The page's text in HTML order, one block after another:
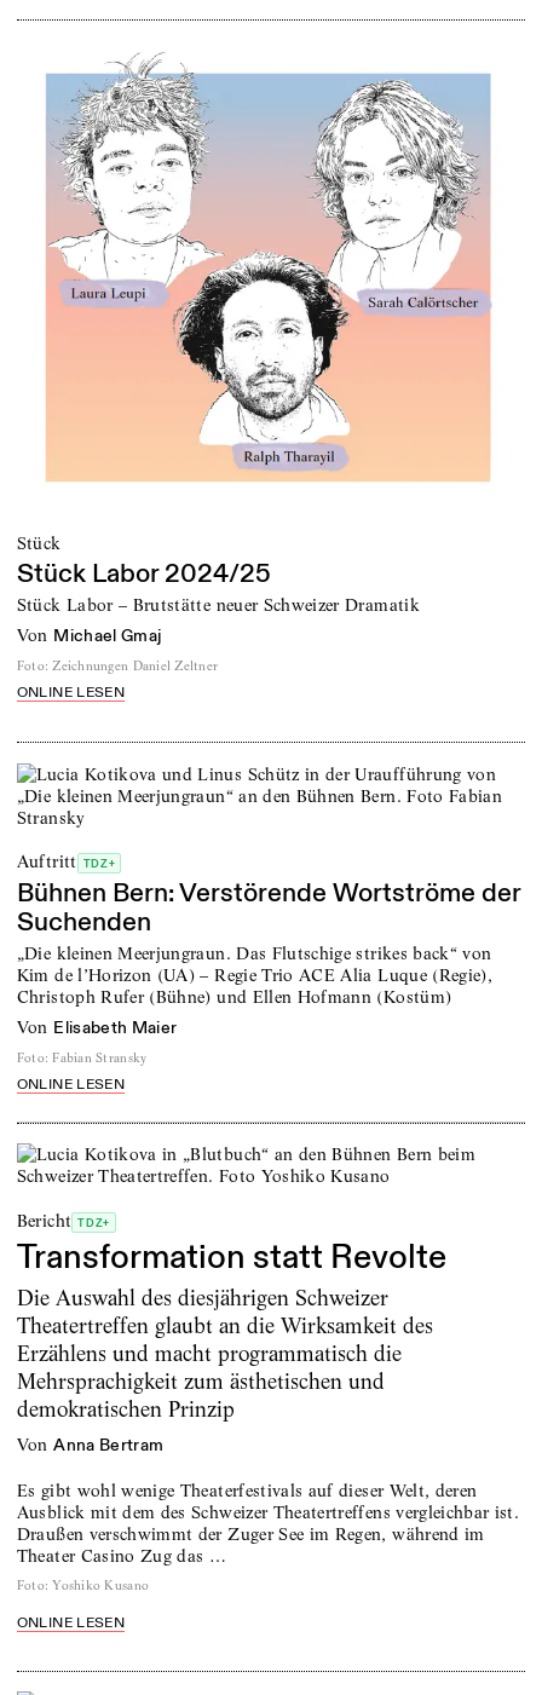
Stück
Stück Labor 2024/25
Stück Labor – Brutstätte neuer Schweizer Dramatik
von Michael Gmaj
Foto: Zeichnungen Daniel Zeltner
ONLINE LESEN
Auftritt TDZ+
Bühnen Bern: Verstörende Wortströme der
Suchenden
„Die kleinen Meerjungraun. Das Flutschige strikes back“ von
Kim de l’Horizon (UA) – Regie Trio ACE Alia Luque (Regie),
Christoph Rufer (Bühne) und Ellen Hofmann (Kostüm)
von Elisabeth Maier
Foto: Fabian Stransky
ONLINE LESEN
Bericht TDZ+
Transformation statt Revolte
Die Auswahl des diesjährigen Schweizer
Theatertreffen glaubt an die Wirksamkeit des
Erzählens und macht programmatisch die
Mehrsprachigkeit zum ästhetischen und
demokratischen Prinzip
von Anna Bertram
Es gibt wohl wenige Theaterfestivals auf dieser Welt, deren
Ausblick mit dem des Schweizer Theatertreffens vergleichbar ist.
Draußen verschwimmt der Zuger See im Regen, während im
Theater Casino Zug das …
Foto: Yoshiko Kusano
ONLINE LESEN